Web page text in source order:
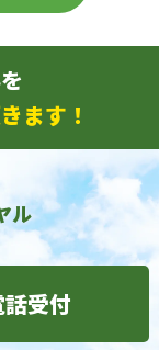
ます！
ル
受付